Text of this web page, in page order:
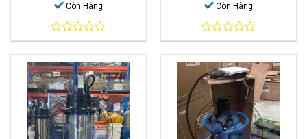
Còn Hàng
0
out
of
5
Còn Hàng
0
out
of
5